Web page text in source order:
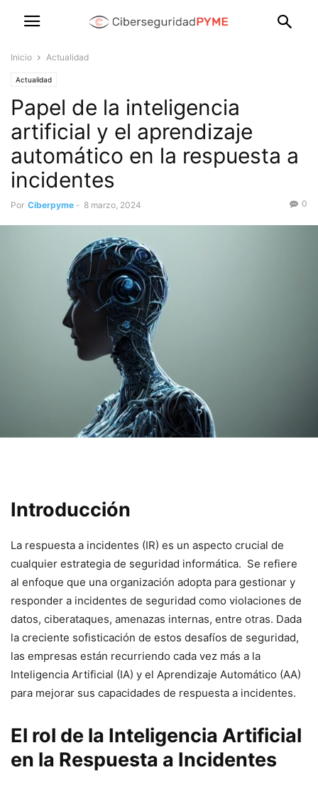
Inicio Actualidad
Actualidad
Papel de la inteligencia
artificial y el aprendizaje
automático en la respuesta a
incidentes
Por Ciberpyme - 8 marzo, 2024 0
Introducción
La respuesta a‍ incidentes (IR) es un ‍aspecto ⁣crucial de
⁤cualquier estrategia de seguridad informática. ⁢ Se refiere
al enfoque que una organización‍ adopta para gestionar y
responder​ a incidentes de seguridad como ‍violaciones⁢ de
datos, ciberataques, amenazas internas, entre otras. Dada
la creciente sofisticación de estos desafíos de seguridad,
las empresas están⁢ recurriendo cada vez más a la
Inteligencia Artificial (IA) y el Aprendizaje Automático (AA)
para mejorar sus capacidades de ​respuesta a incidentes.
El rol de la Inteligencia ‍Artificial
‍en la Respuesta a Incidentes